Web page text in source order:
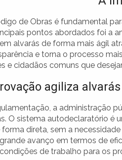
de Obras é fundamental
pontos abordados foi a
alvarás de forma mais ágil
e torna o processo
e cidadãos comuns que
agiliza alvarás
a administração
O sistema autodeclaratório é
direta, sem a
avanço em termos de
de trabalho para os